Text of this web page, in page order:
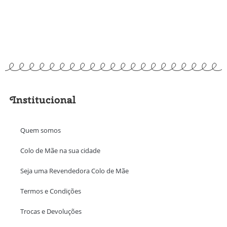
Institucional
Quem somos
Colo de Mãe na sua cidade
Seja uma Revendedora Colo de Mãe
Termos e Condições
Trocas e Devoluções